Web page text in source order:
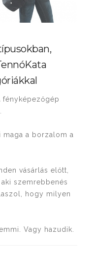
fényképezőgép
maga a borzalom a
vásárlás előtt,
szemrebbenés
hogy milyen
Vagy hazudik.